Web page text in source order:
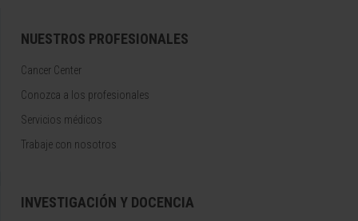
NUESTROS PROFESIONALES
Cancer Center
Conozca a los profesionales
Servicios médicos
Trabaje con nosotros
INVESTIGACIÓN Y DOCENCIA